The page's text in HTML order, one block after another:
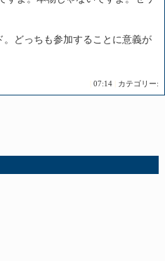
どっちも参加することに意義が
07:14 カテゴリー: